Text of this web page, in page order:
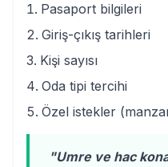
Pasaport bilgileri
Giriş-çıkış tarihleri
Kişi sayısı
Oda tipi tercihi
Özel istekler
"Umre ve hac